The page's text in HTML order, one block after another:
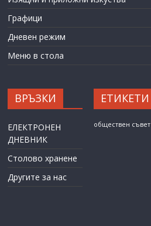
Графици
Дневен режим
Меню в стола
ВРЪЗКИ
ЕЛЕКТРОНЕН
ДНЕВНИК
Столово хранене
Другите за нас
ЕТИКЕТИ
обществен съвет